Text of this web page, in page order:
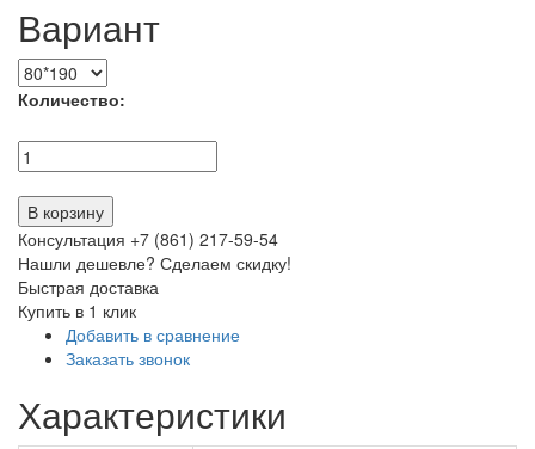
Вариант
Количество:
В корзину
Консультация +7 (861) 217-59-54
Нашли дешевле? Сделаем скидку!
Быстрая доставка
Купить в 1 клик
Добавить в сравнение
Заказать звонок
Характеристики